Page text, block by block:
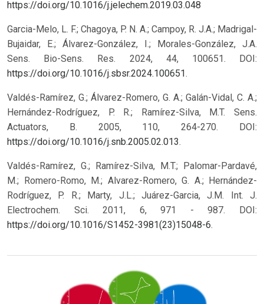
https://doi.org/10.1016/j.jelechem.2019.03.048
Garcia-Melo, L. F.; Chagoya, P. N. A.; Campoy, R. J.A.; Madrigal-
Bujaidar, E.; Álvarez-González, I.; Morales-González, J.A.
Sens. Bio-Sens. Res. 2024, 44, 100651. DOI:
https://doi.org/10.1016/j.sbsr.2024.100651.
Valdés-Ramírez, G.; Álvarez-Romero, G. A.; Galán-Vidal, C. A.;
Hernández-Rodríguez, P. R.; Ramírez-Silva, M.T. Sens.
Actuators, B. 2005, 110, 264-270. DOI:
https://doi.org/10.1016/j.snb.2005.02.013.
Valdés-Ramírez, G.; Ramírez-Silva, M.T.; Palomar-Pardavé,
M.; Romero-Romo, M.; Alvarez-Romero, G. A.; Hernández-
Rodríguez, P. R.; Marty, J.L.; Juárez-Garcia, J.M. Int. J.
Electrochem. Sci. 2011, 6, 971 - 987. DOI:
https://doi.org/10.1016/S1452-3981(23)15048-6.